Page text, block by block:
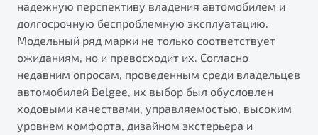
надежную перспективу владения автомобилем и
долгосрочную беспроблемную эксплуатацию.
Модельный ряд марки не только соответствует
ожиданиям, но и превосходит их. Согласно
недавним опросам, проведенным среди владельцев
автомобилей Belgee, их выбор был обусловлен
ходовыми качествами, управляемостью, высоким
уровнем комфорта, дизайном экстерьера и